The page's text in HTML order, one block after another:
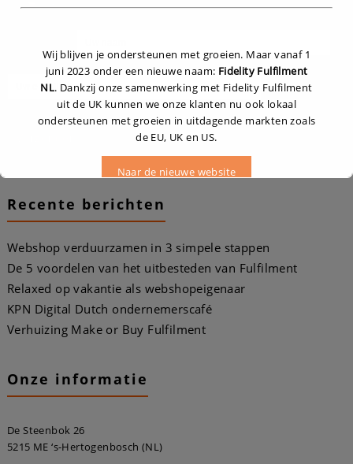
toe.
Recente berichten
Webshop verduurzamen in 3 simpele stappen
De 5 voordelen van het uitbesteden van Fulfilment
Relaxed op vakantie als webshopeigenaar
KPN Digital Dutch ondernemerscafé
Verhuizing Make or Buy Fulfilment
Onze informatie
De Steenbok 26
5215 ME ‘s-Hertogenbosch (NL)
Wij blijven je ondersteunen met groeien. Maar vanaf 1
juni 2023 onder een nieuwe naam: Fidelity Fulfilment
NL. Dankzij onze samenwerking met Fidelity Fulfilment
uit de UK kunnen we onze klanten nu ook lokaal
ondersteunen met groeien in uitdagende markten zoals
de EU, UK en US.
Naar de nieuwe website